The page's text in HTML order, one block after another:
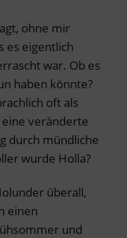
ohne mir
es eigentlich
war. Ob es
haben könnte?
oft als
eine veränderte
durch mündliche
wurde Holla?
überall,
einen
und